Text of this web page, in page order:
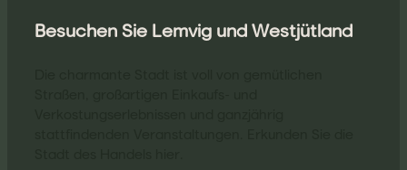
Besuchen Sie Lemvig und Westjütland